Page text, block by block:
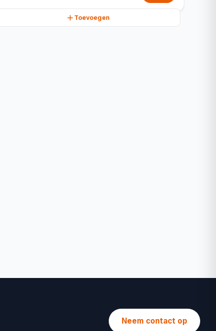
Toevoegen
Neem contact op